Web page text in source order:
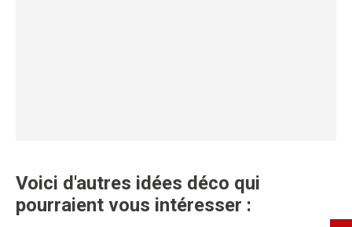
Voici d'autres idées déco qui
pourraient vous intéresser :